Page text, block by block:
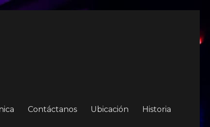
Contáctanos Ubicación Historia